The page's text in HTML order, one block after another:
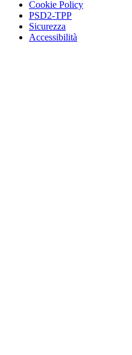
Cookie Policy
PSD2-TPP
Sicurezza
Accessibilità